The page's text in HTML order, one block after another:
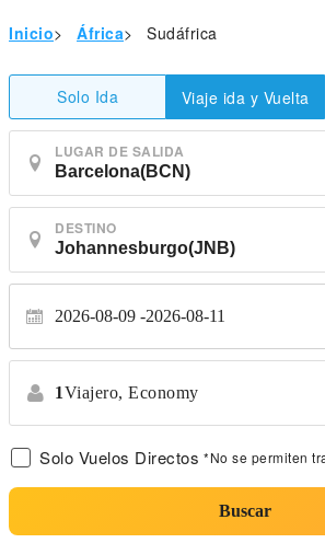
Inicio> África> Sudáfrica
Solo Ida Viaje ida y Vuelta
LUGAR DE SALIDA
DESTINO
2026-08-09 2026-08-11
1Viajero, Economy
Solo Vuelos Directos *No se permiten
Buscar